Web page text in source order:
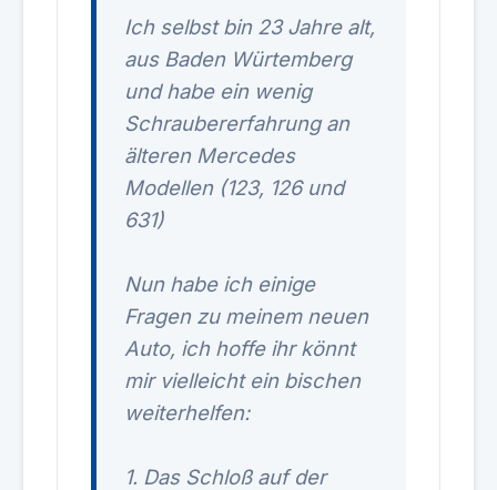
Ich selbst bin 23 Jahre alt,
aus Baden Würtemberg
und habe ein wenig
Schraubererfahrung an
älteren Mercedes
Modellen (123, 126 und
631)
Nun habe ich einige
Fragen zu meinem neuen
Auto, ich hoffe ihr könnt
mir vielleicht ein bischen
weiterhelfen:
1. Das Schloß auf der